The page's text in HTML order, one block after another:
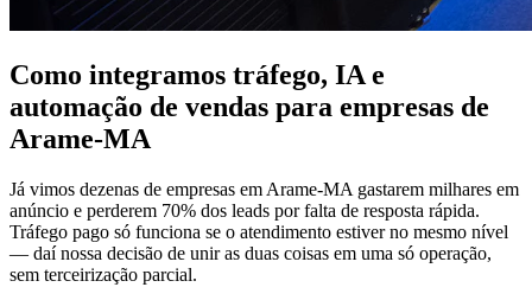
Como integramos tráfego, IA e
automação de vendas para empresas de
Arame-MA
Já vimos dezenas de empresas em Arame-MA gastarem milhares em
anúncio e perderem 70% dos leads por falta de resposta rápida.
Tráfego pago só funciona se o atendimento estiver no mesmo nível
— daí nossa decisão de unir as duas coisas em uma só operação,
sem terceirização parcial.